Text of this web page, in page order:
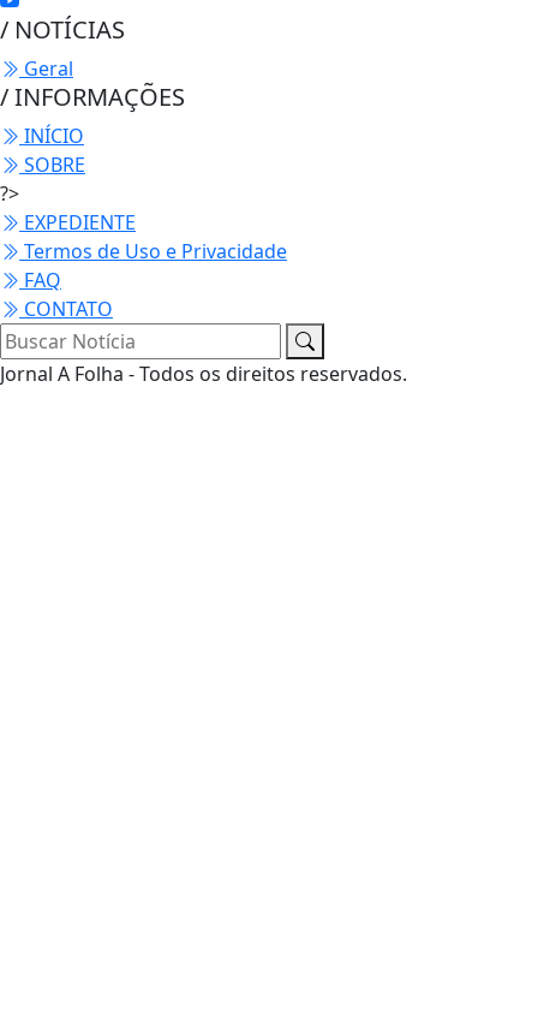
/ NOTÍCIAS
Geral
/ INFORMAÇÕES
INÍCIO
SOBRE
?>
EXPEDIENTE
Termos de Uso e Privacidade
FAQ
CONTATO
Jornal A Folha - Todos os direitos reservados.